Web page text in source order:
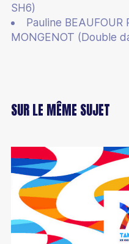
SH6)
Pauline BEAUFOUR
MONGENOT (Double
SUR LE MÊME SUJET